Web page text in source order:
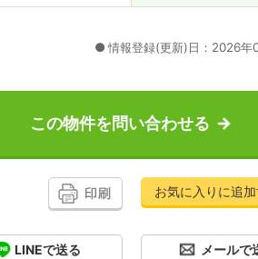
情報登録(更新)日：2026年
この物件を問い合わせる
お気に入りに追加
LINEで送る メールで